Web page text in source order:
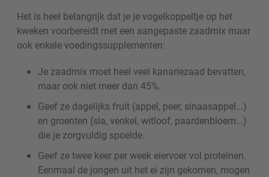
Het is heel belangrijk dat je je vogelkoppeltje op het
kweken voorbereidt met een aangepaste zaadmix maar
ook enkele voedingssupplementen:
Je zaadmix moet heel veel kanariezaad bevatten,
maar ook niet meer dan 45%.
Geef ze dagelijks fruit (appel, peer, sinaasappel...)
en groenten (sla, venkel, witloof, paardenbloem...)
die je zorgvuldig spoelde.
Geef ze twee keer per week eiervoer vol proteïnen.
Eenmaal de jongen uit het ei zijn gekomen, mogen